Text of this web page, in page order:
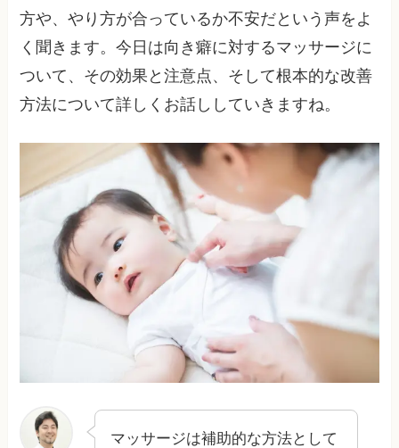
方や、やり方が合っているか不安だという声をよ
く聞きます。今日は向き癖に対するマッサージに
ついて、その効果と注意点、そして根本的な改善
方法について詳しくお話ししていきますね。
マッサージは補助的な方法として